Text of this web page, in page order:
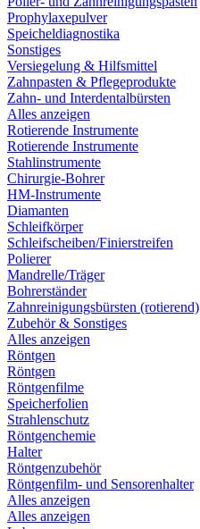
Prophylaxepulver
Speicheldiagnostika
Sonstiges
Versiegelung & Hilfsmittel
Zahnpasten & Pflegeprodukte
Zahn- und Interdentalbürsten
Alles anzeigen
Rotierende Instrumente
Rotierende Instrumente
Stahlinstrumente
Chirurgie-Bohrer
HM-Instrumente
Diamanten
Schleifkörper
Schleifscheiben/Finierstreifen
Polierer
Mandrelle/Träger
Bohrerständer
Zahnreinigungsbürsten (rotierend)
Zubehör & Sonstiges
Alles anzeigen
Röntgen
Röntgen
Röntgenfilme
Speicherfolien
Strahlenschutz
Röntgenchemie
Halter
Röntgenzubehör
Röntgenfilm- und Sensorenhalter
Alles anzeigen
Alles anzeigen